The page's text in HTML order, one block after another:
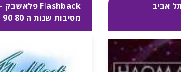
Flashback פלאשבק -
מסיבות שנות ה 80 90